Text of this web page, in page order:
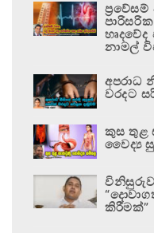
නාමල්
අපරාධ
වරදට
කුස තුළ
වෛද්‍ය
කිරීමක්”